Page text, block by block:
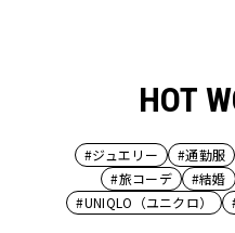
HOT
#ジュエリー #通勤服
#旅コーデ
#結婚
#UNIQLO（ユニクロ）